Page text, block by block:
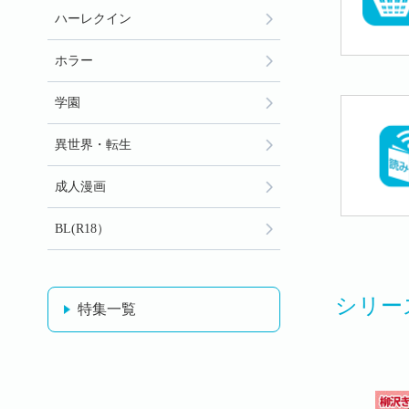
シリー
ハーレクイン
ホラー
学園
異世界・転生
成人漫画
BL(R18）
特集一覧